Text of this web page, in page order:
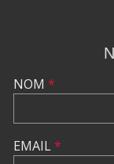
NOM *
EMAIL*